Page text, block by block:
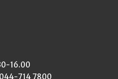
16.00
714 7800